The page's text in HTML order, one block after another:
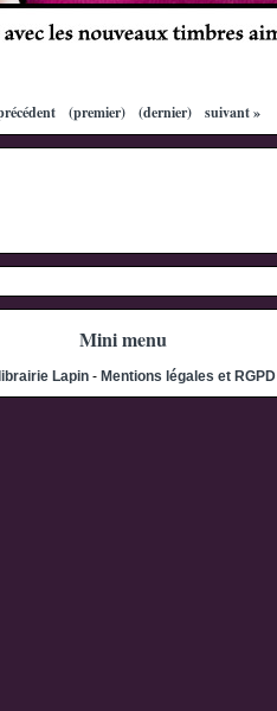
(premier) (dernier) suivant »
Mini menu
Lapin - Mentions légales et RGPD